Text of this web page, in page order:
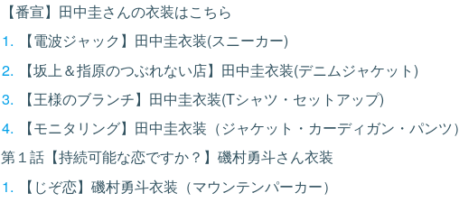
【番宣】田中圭さんの衣装はこちら
【電波ジャック】田中圭衣装(スニーカー)
【坂上＆指原のつぶれない店】田中圭衣装(デニムジャケット)
【王様のブランチ】田中圭衣装(Tシャツ・セットアップ)
【モニタリング】田中圭衣装（ジャケット・カーディガン・パンツ）
第１話【持続可能な恋ですか？】磯村勇斗さん衣装
【じぞ恋】磯村勇斗衣装（マウンテンパーカー）